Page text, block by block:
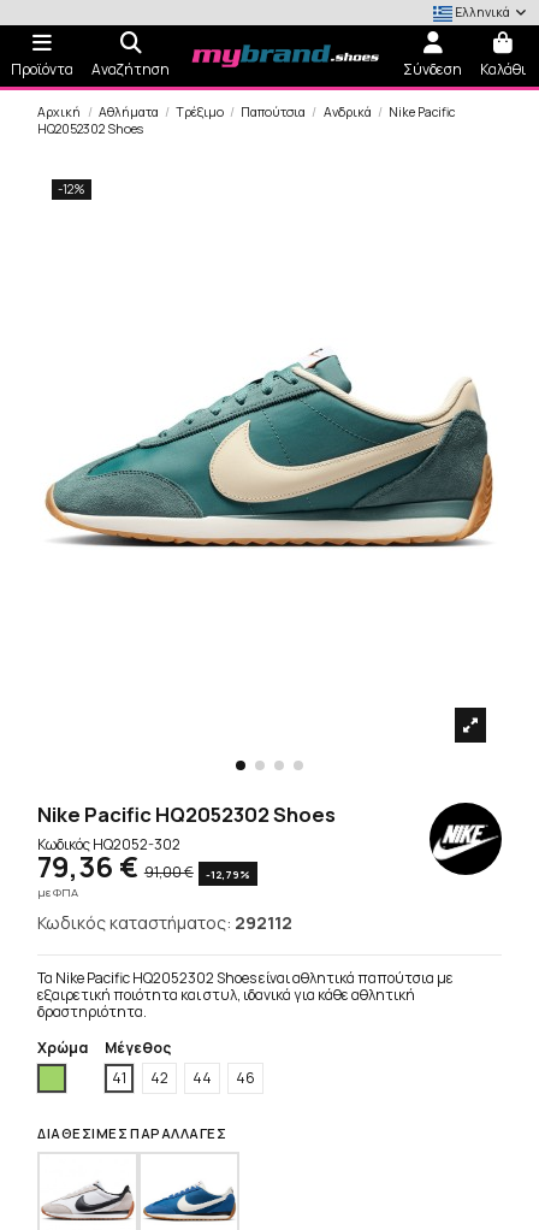
Ελληνικά
Προϊόντα Αναζήτηση Σύνδεση Καλάθι
Αρχική Αθλήματα Τρέξιμο Παπούτσια Ανδρικά
Nike Pacific
HQ2052302 Shoes
-12%
Nike Pacific HQ2052302 Shoes
ΚωδικόςHQ2052-302
79,36 € 91,00 €
-12,79%
με ΦΠΑ
Κωδικός καταστήματος: 292112
Τα Nike Pacific HQ2052302 Shoes είναι αθλητικά παπούτσια με
εξαιρετική ποιότητα και στυλ, ιδανικά για κάθε αθλητική
δραστηριότητα.
Χρώμα
Μέγεθος
41
42 44 46
ΔΙΑΘΈΣΙΜΕΣ ΠΑΡΑΛΛΑΓΈΣ